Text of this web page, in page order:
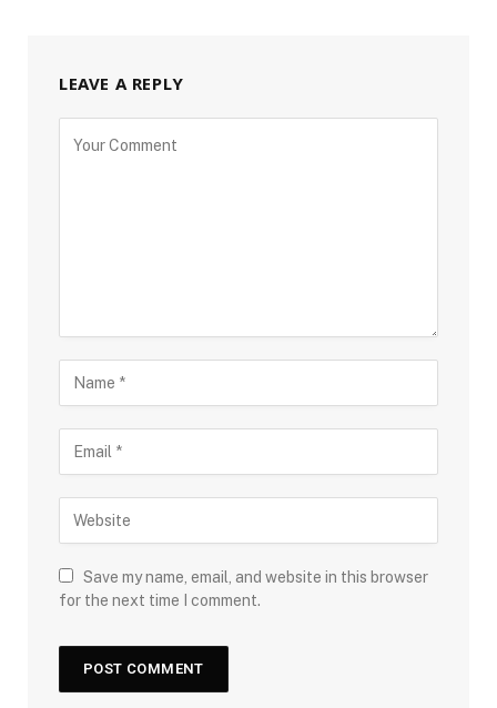
LEAVE A REPLY
Save my name, email, and website in this browser
for the next time I comment.